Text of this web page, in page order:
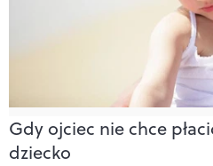
Gdy ojciec nie chce
dziecko